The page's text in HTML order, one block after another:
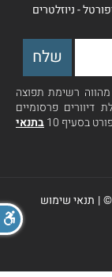
- ניוזלטרים
רשימת תפוצה
דיוורים פרסומיים
בסעיף 10
בתנאי
©
| תנאי שימוש